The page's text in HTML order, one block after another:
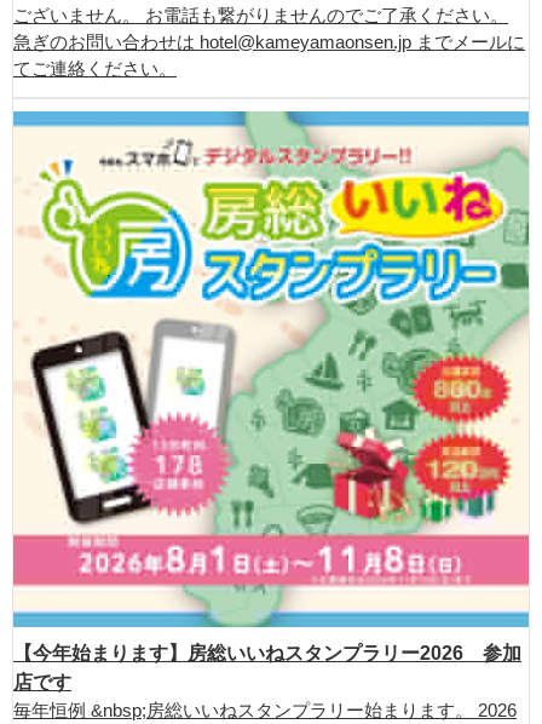
ございません。 お電話も繋がりませんのでご了承ください。
急ぎのお問い合わせは hotel@kameyamaonsen.jp までメールに
てご連絡ください。
【今年始まります】房総いいねスタンプラリー2026 参加
店です
毎年恒例 &nbsp;房総いいねスタンプラリー始まります。 2026